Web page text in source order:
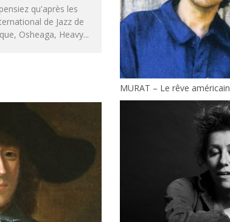
qu'après les
de Jazz de
Osheaga, Heavy...
MURAT – Le rêve américain